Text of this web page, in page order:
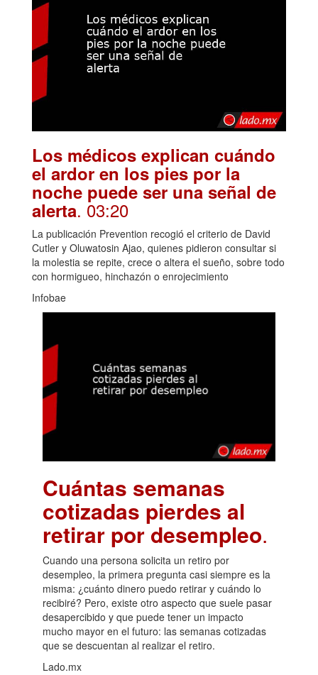
Los médicos explican cuándo
el ardor en los pies por la
noche puede ser una señal de
alerta. 03:20
La publicación Prevention recogió el criterio de David
Cutler y Oluwatosin Ajao, quienes pidieron consultar si
la molestia se repite, crece o altera el sueño, sobre todo
con hormigueo, hinchazón o enrojecimiento
Infobae
Cuántas semanas
cotizadas pierdes al
retirar por desempleo.
Cuando una persona solicita un retiro por
desempleo, la primera pregunta casi siempre es la
misma: ¿cuánto dinero puedo retirar y cuándo lo
recibiré? Pero, existe otro aspecto que suele pasar
desapercibido y que puede tener un impacto
mucho mayor en el futuro: las semanas cotizadas
que se descuentan al realizar el retiro.
Lado.mx